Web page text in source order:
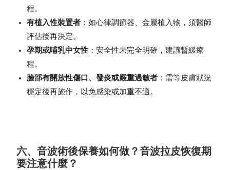
程。
有植入性裝置者 ：如心律調節器、金屬植入物，須醫師
評估後再決定。
孕期或哺乳中女性 ：安全性未完全明確，建議暫緩療
程。
臉部有開放性傷口、發炎或嚴重過敏者 ：需等皮膚狀況
穩定後再施作，以免感染或加重不適。
六、音波術後保養如何做？音波拉皮恢復期
要注意什麼？